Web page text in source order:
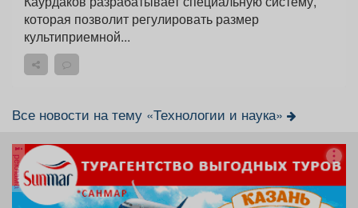
которая позволит регулировать размер
культиприемной...
Все новости на тему «Технологии и наука»
реклама